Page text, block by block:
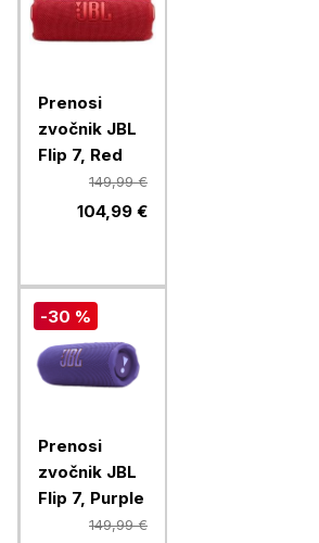
Prenosi
zvočnik JBL
Flip 7, Red
149,99 €
104,99 €
-30 %
Prenosi
zvočnik JBL
Flip 7, Purple
149,99 €